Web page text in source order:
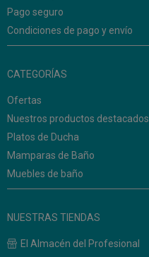
Pago seguro
Condiciones de pago y envío
CATEGORÍAS
Ofertas
Nuestros productos destacados
Platos de Ducha
Mamparas de Baño
Muebles de baño
NUESTRAS TIENDAS
El Almacén del Profesional